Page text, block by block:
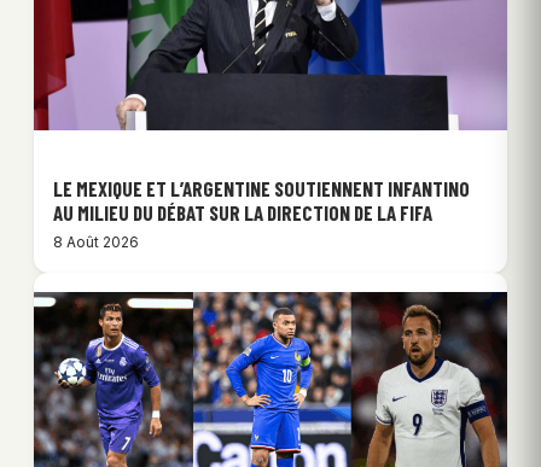
LE MEXIQUE ET L’ARGENTINE SOUTIENNENT INFANTINO
AU MILIEU DU DÉBAT SUR LA DIRECTION DE LA FIFA
8 Août 2026